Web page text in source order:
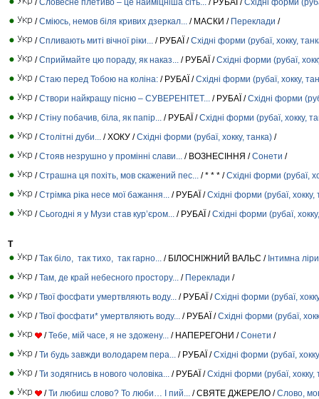
/Сміюсь, немов біля кривих дзеркал... / МАСКИ / Переклади /
/Спливають миті вічної ріки... / РУБАЇ /Східні форми (рубаї, хокку,
/Сприймайте цю пораду, як наказ... / РУБАЇ /Східні форми (рубаї,
/Стаю перед Тобою на коліна: / РУБАЇ /Східні форми (рубаї, хокку,
/Створи найкращу пісню – СУВЕРЕНІТЕТ... / РУБАЇ /Східні форми
/Стіну побачив, біла, як папір... / РУБАЇ /Східні форми (рубаї, хокку,
/Столітні дуби... / ХОКУ /Східні форми (рубаї, хокку, танка) /
/Стояв незрушно у промінні слави... / ВОЗНЕСІННЯ /Сонети /
/Страшна ця похіть, мов скажений пес... / * * * /Східні форми (рубаї,
/Стрімка ріка несе мої бажання... / РУБАЇ /Східні форми (рубаї, хокку,
/Сьогодні я у Музи став кур’єром... / РУБАЇ /Східні форми (рубаї,
Т
/Так біло, так тихо, так гарно... / БІЛОСНІЖНИЙ ВАЛЬС / Інтимна
/Там, де край небесного простору... / Переклади /
/Твої фосфати умертвляють воду... / РУБАЇ /Східні форми (рубаї,
/Твої фосфати* умертвляють воду... / РУБАЇ /Східні форми (рубаї,
/Тебе, мій часе, я не здожену... / НАПЕРЕГОНИ /Сонети /
/Ти будь завжди володарем пера... / РУБАЇ /Східні форми (рубаї,
/Ти зодягнись в нового чоловіка... / РУБАЇ /Східні форми (рубаї, хокку,
/Ти любиш слово? То люби… І пий... / СВЯТЕ ДЖЕРЕЛО /Слово,